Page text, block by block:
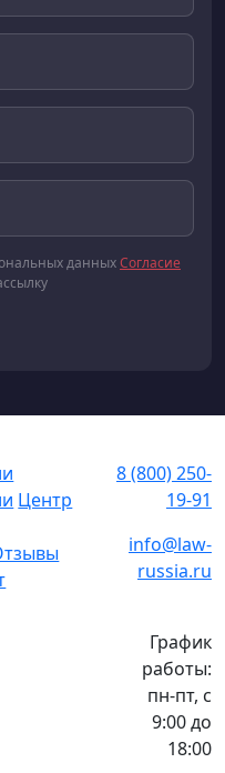
данныхСогласие
Центр
8 (800) 250-
19-91
info@law-
russia.ru
График
работы:
пн-пт, с
9:00 до
18:00